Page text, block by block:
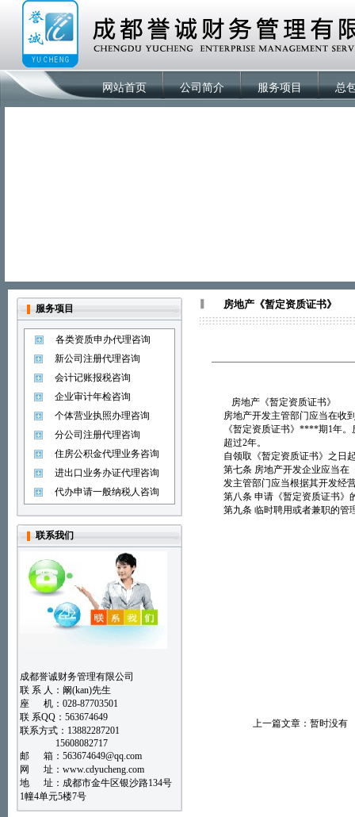
网站首页 公司简介 服务项目 总
服务项目
各类资质申办代理咨询
新公司注册代理咨询
会计记账报税咨询
企业审计年检咨询
个体营业执照办理咨询
分公司注册代理咨询
住房公积金代理业务咨询
进出口业务办证代理咨询
代办申请一般纳税人咨询
联系我们
成都誉诚财务管理有限公司
联 系 人：阚(kan)先生
座 机：028-87703501
联 系QQ：563674649
联系方式：13882287201
15608082717
邮 箱： 563674649@qq.com
网 址：www.cdyucheng.com
地 址：成都市金牛区银沙路134号
1幢4单元5楼7号
房地产《暂定资质证书》
房地产《暂定资质证书》
房地产开发主管部门应当在收
《暂定资质证书》****期1年
超过2年。
自领取《暂定资质证书》之日
第七条 房地产开发企业应当
发主管部门应当根据其开发经
第八条 申请《暂定资质证书》
第九条 临时聘用或者兼职的管
上一篇文章：暂时没有